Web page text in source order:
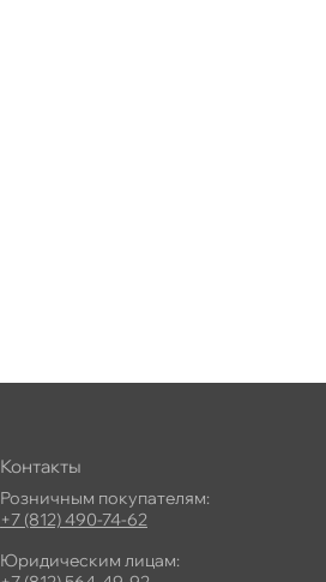
Контакты
Розничным покупателям:
+7 (812) 490-74-62
Юридическим лицам: